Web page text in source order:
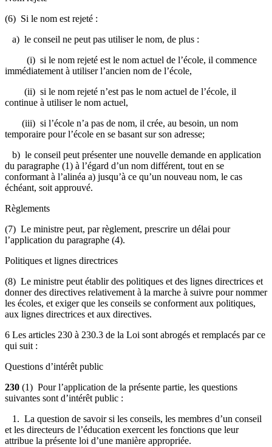
(6) Si le nom est rejeté :
a) le conseil ne peut pas utiliser le nom, de plus :
(i) si le nom rejeté est le nom actuel de l’école, il commence
immédiatement à utiliser l’ancien nom de l’école,
(ii) si le nom rejeté n’est pas le nom actuel de l’école, il
continue à utiliser le nom actuel,
(iii) si l’école n’a pas de nom, il crée, au besoin, un nom
temporaire pour l’école en se basant sur son adresse;
b) le conseil peut présenter une nouvelle demande en application
du paragraphe (1) à l’égard d’un nom différent, tout en se
conformant à l’alinéa a) jusqu’à ce qu’un nouveau nom, le cas
échéant, soit approuvé.
Règlements
(7) Le ministre peut, par règlement, prescrire un délai pour
l’application du paragraphe (4).
Politiques et lignes directrices
(8) Le ministre peut établir des politiques et des lignes directrices et
donner des directives relativement à la marche à suivre pour nommer
les écoles, et exiger que les conseils se conforment aux politiques,
aux lignes directrices et aux directives.
6 Les articles 230 à 230.3 de la Loi sont abrogés et remplacés par ce
qui suit :
Questions d’intérêt public
230 (1) Pour l’application de la présente partie, les questions
suivantes sont d’intérêt public :
1. La question de savoir si les conseils, les membres d’un conseil
et les directeurs de l’éducation exercent les fonctions que leur
attribue la présente loi d’une manière appropriée.